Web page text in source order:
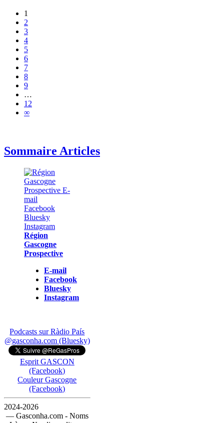
1
2
3
4
5
6
7
8
9
…
12
∞
Sommaire Articles
Région
Gascogne
Prospective
E-mail
Facebook
Bluesky
Instagram
Podcasts sur Ràdio País
@gasconha.com (Bluesky)
Esprit GASCON
(Facebook)
Couleur Gascogne
(Facebook)
2024-2026
— Gasconha.com - Noms